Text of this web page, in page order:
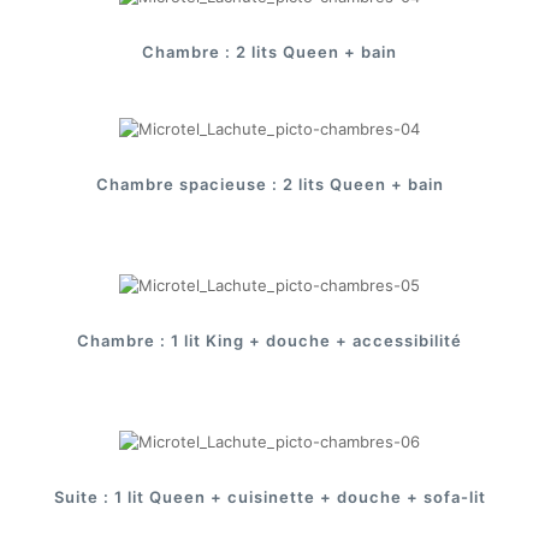
Chambre : 2 lits Queen + bain
Chambre spacieuse : 2 lits Queen + bain
Chambre : 1 lit King + douche + accessibilité
Suite : 1 lit Queen + cuisinette + douche + sofa-lit